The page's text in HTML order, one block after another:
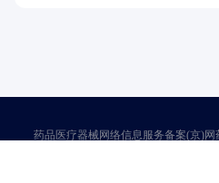
药品医疗器械网络信息服务备案(京)网